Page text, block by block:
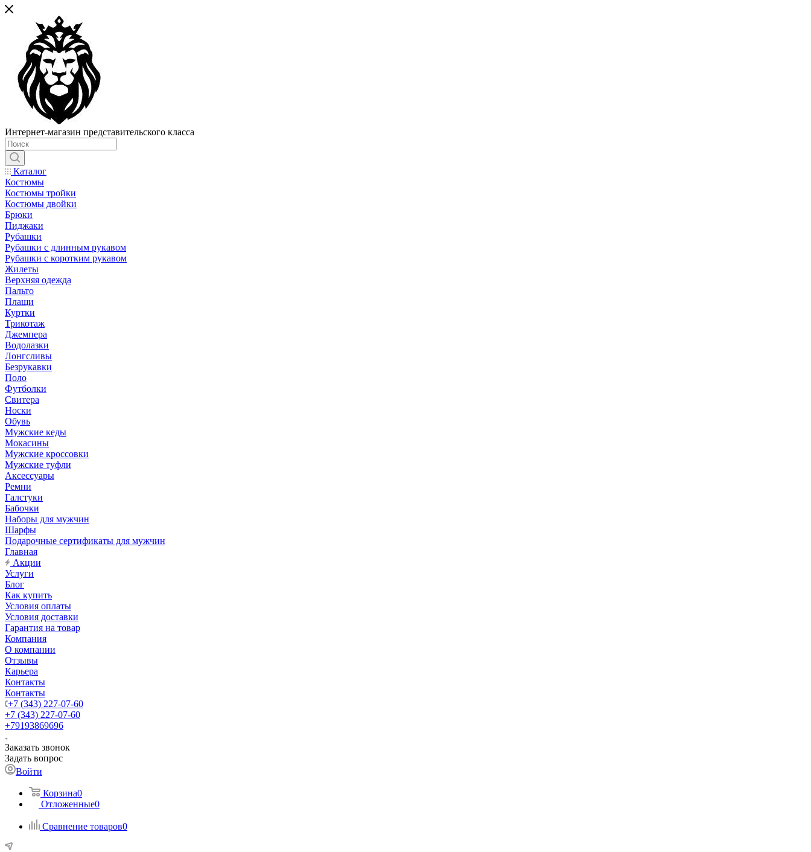
Интернет-магазин представительского класса
Каталог
Костюмы
Костюмы тройки
Костюмы двойки
Брюки
Пиджаки
Рубашки
Рубашки с длинным рукавом
Рубашки с коротким рукавом
Жилеты
Верхняя одежда
Пальто
Плащи
Куртки
Трикотаж
Джемпера
Водолазки
Лонгсливы
Безрукавки
Поло
Футболки
Свитера
Носки
Обувь
Мужские кеды
Мокасины
Мужские кроссовки
Мужские туфли
Аксессуары
Ремни
Галстуки
Бабочки
Наборы для мужчин
Шарфы
Подарочные сертификаты для мужчин
Главная
Акции
Услуги
Блог
Как купить
Условия оплаты
Условия доставки
Гарантия на товар
Компания
О компании
Отзывы
Карьера
Контакты
Контакты
+7 (343) 227-07-60
+7 (343) 227-07-60
+79193869696
Заказать звонок
Задать вопрос
Войти
Корзина0
Отложенные0
Сравнение товаров0